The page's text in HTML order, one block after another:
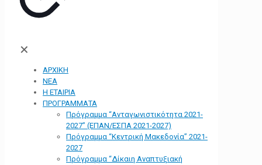
✕
ΑΡΧΙΚΗ
ΝΕΑ
Η ΕΤΑΙΡΙΑ
ΠΡΟΓΡΑΜΜΑΤΑ
Πρόγραμμα “Ανταγωνιστικότητα 2021-
2027” (ΕΠΑΝ/ΕΣΠΑ 2021-2027)
Πρόγραμμα “Κεντρική Μακεδονία” 2021-
2027
Πρόγραμμα “Δίκαιη Αναπτυξιακή